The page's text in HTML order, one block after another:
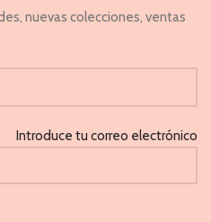
nuevas colecciones, ventas
Introduce tu correo electrónico